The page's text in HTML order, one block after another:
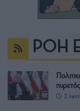
ΡΟΗ
2